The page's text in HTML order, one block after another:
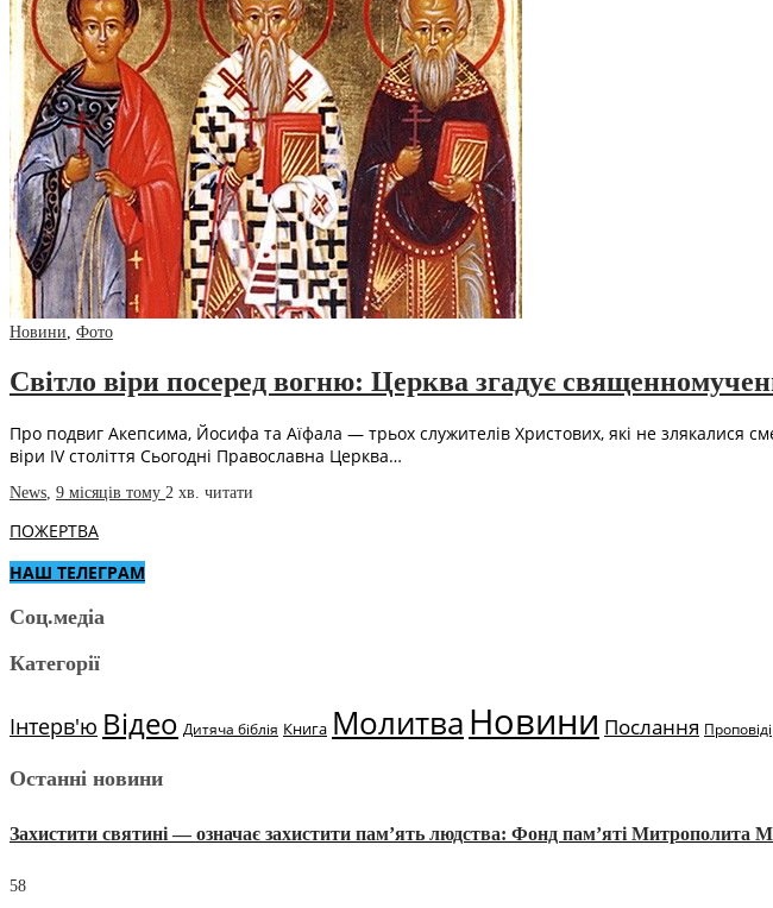
Новини, Фото
Світло віри посеред вогню: Церква згадує
Про подвиг Акепсима, Йосифа та Аїфала — трьох служителів Христових, які не злякалися
віри IV століття Сьогодні Православна Церква…
News, 9 місяців тому 2 хв. читати
ПОЖЕРТВА
НАШ ТЕЛЕГРАМ
Соц.медіа
Категорії
Інтерв'ю Відео Дитяча біблія Книга МолитваНовини Послання Проповіді
Останні новини
Захистити святині — означає захистити пам’ять людства: Фонд пам’яті
58